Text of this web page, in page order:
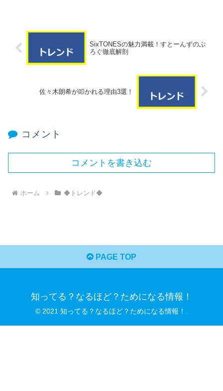
SixTONESの魅力満載！すとーんずのぶ
ろぐ徹底解剖
佐々木朗希が叩かれる理由3選！
コメント
コメントを書き込む
ホーム ◆トレンド◆
PAGE TOP
知ってる？なるほど？ためになる情報！
© 2021 知ってる？なるほど？ためになる情報！.